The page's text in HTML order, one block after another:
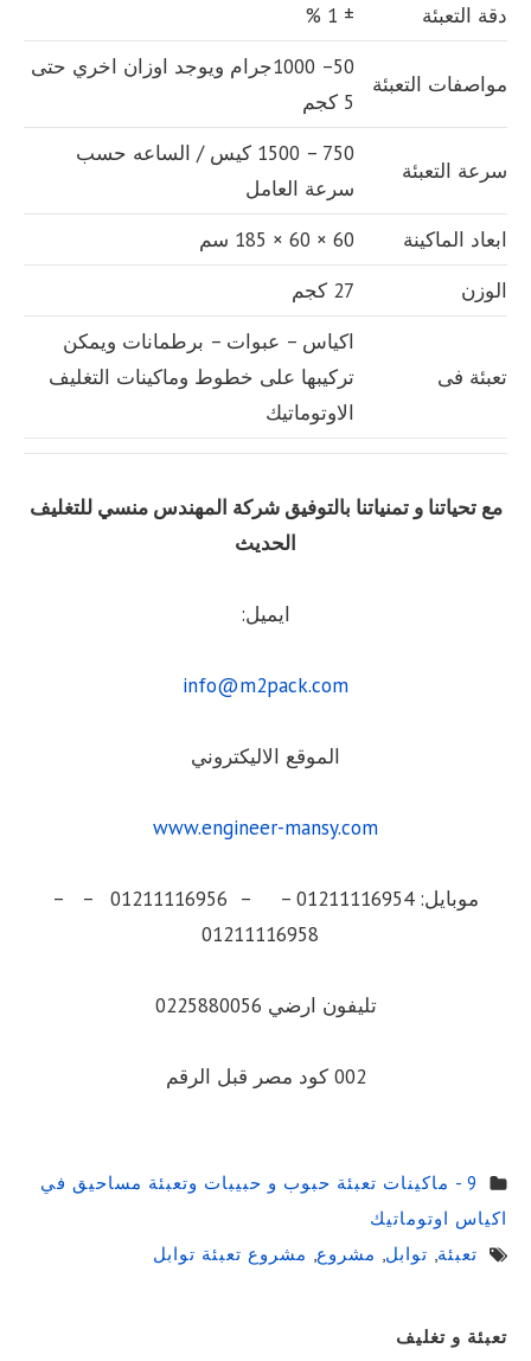
دقة التعبئة ± 1 %
مواصفات التعبئة
50– 1000جرام ويوجد اوزان اخري حتى
5 كجم
سرعة التعبئة
750 – 1500 كيس / الساعه حسب
سرعة العامل
ابعاد الماكينة
60 × 60 × 185 سم
الوزن
27 كجم
تعبئة فى
اكياس – عبوات – برطمانات ويمكن
تركيبها على خطوط وماكينات التغليف
الاوتوماتيك
مع تحياتنا و تمنياتنا بالتوفيق شركة المهندس منسي للتغليف
الحديث
ايميل:
info@m2pack.com
الموقع الاليكتروني
www.engineer-mansy.com
موبايل: 01211116954 – – 01211116956 – –
تليفون ارضي 0225880056
002 كود مصر قبل الرقم
9 - ماكينات تعبئة حبوب و حبيبات وتعبئة مساحيق في
اكياس اوتوماتيك
تعبئة, توابل, مشروع, مشروع تعبئة توابل
Sidebar
تعبئة و تغليف